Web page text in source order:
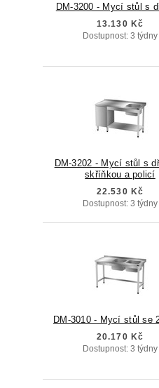
DM-3200 - Mycí stůl s
13.130 Kč
Dostupnost: 3 týdny
DM-3202 - Mycí stůl s
skříňkou a policí
22.530 Kč
Dostupnost: 3 týdny
DM-3010 - Mycí stůl se
20.170 Kč
Dostupnost: 3 týdny